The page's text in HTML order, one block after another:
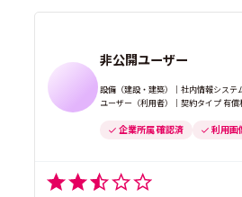
非公開ユーザー
設備（建設・建築）｜社内情報システ
ユーザー（利用者）｜契約タイプ 有償
企業所属 確認済 利用画